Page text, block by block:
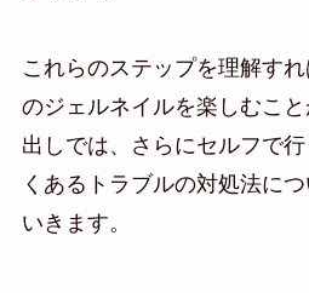
これらのステップを理解す
のジェルネイルを楽しむこ
出しでは、さらにセルフで
くあるトラブルの対処法に
いきます。